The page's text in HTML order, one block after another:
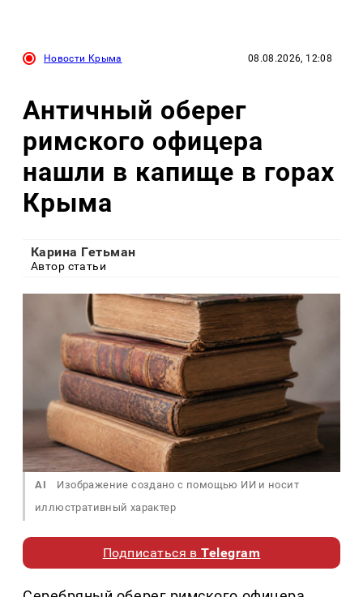
Новости Крыма 08.08.2026, 12:08
Античный оберег
римского офицера
нашли в капище в горах
Крыма
Карина Гетьман
Автор статьи
AI
Изображение создано с помощью ИИ и носит
иллюстративный характер
Подписаться вTelegram